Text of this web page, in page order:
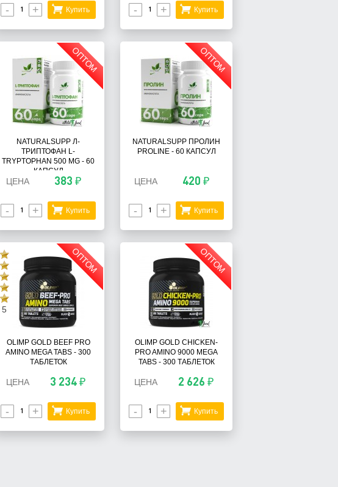
- + Купить - + Купить
ОПТОМ
NATURALSUPP Л-
ТРИПТОФАН L-
TRYPTOPHAN 500 MG - 60
КАПСУЛ
ЦЕНА 383 ₽
- + Купить
ОПТОМ
NATURALSUPP ПРОЛИН
PROLINE - 60 КАПСУЛ
ЦЕНА 420 ₽
- + Купить
ОПТОМ
5
OLIMP GOLD BEEF PRO
AMINO MEGA TABS - 300
ТАБЛЕТОК
ЦЕНА 3 234 ₽
- + Купить
ОПТОМ
OLIMP GOLD CHICKEN-
PRO AMINO 9000 MEGA
TABS - 300 ТАБЛЕТОК
ЦЕНА 2 626 ₽
- + Купить